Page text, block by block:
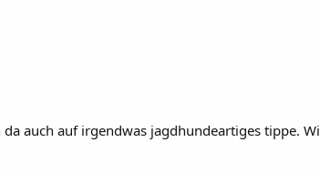
auch auf irgendwas jagdhundeartiges tippe.